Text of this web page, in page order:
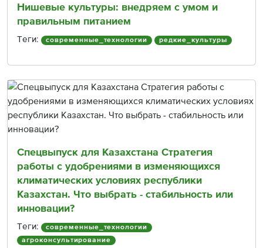
Нишевые культуры: внедряем с умом и
правильным питанием
Теги: современные_технологии редкие_культуры
Спецвыпуск для Казахстана Стратегия
работы с удобрениями в изменяющихся
климатических условиях республики
Казахстан. Что выбрать - стабильность или
инновации?
Теги:
современные_технологии
агроконсультирование